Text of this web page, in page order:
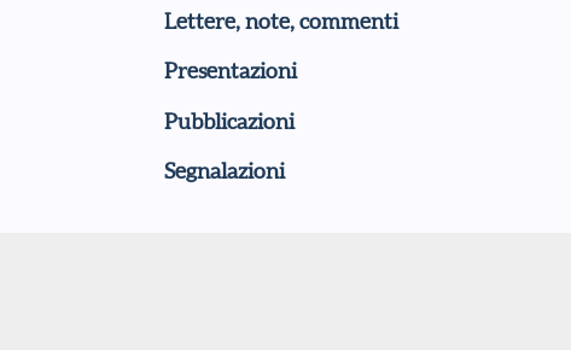
Lettere, note, commenti
Presentazioni
Pubblicazioni
Segnalazioni